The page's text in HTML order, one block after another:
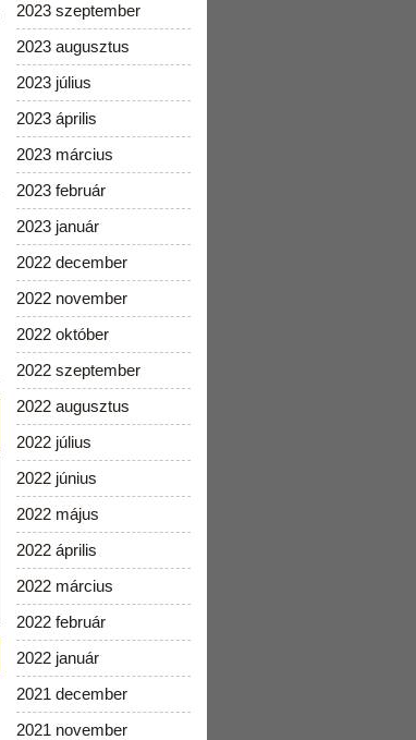
2023 szeptember
2023 augusztus
2023 július
2023 április
2023 március
2023 február
2023 január
2022 december
2022 november
2022 október
2022 szeptember
2022 augusztus
2022 július
2022 június
2022 május
2022 április
2022 március
2022 február
2022 január
2021 december
2021 november